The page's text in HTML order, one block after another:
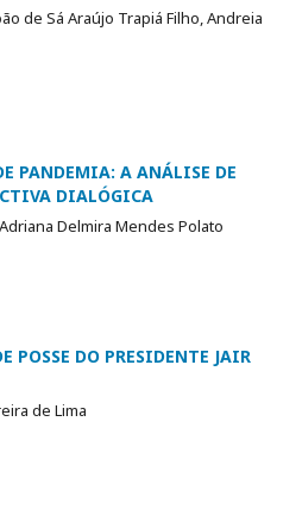
de Sá Araújo Trapiá Filho, Andreia
PANDEMIA: A ANÁLISE DE
DIALÓGICA
Delmira Mendes Polato
POSSE DO PRESIDENTE JAIR
de Lima